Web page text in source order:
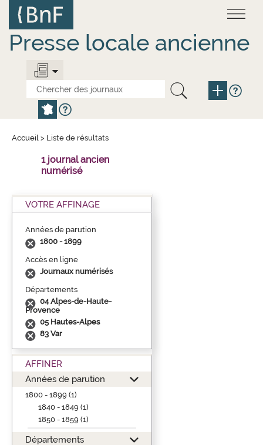
contenu
principal
Presse locale ancienne
Accueil > Liste de résultats
1 journal ancien
numérisé
VOTRE AFFINAGE
Années de parution
1800 - 1899
Accès en ligne
Journaux numérisés
Départements
04 Alpes-de-Haute-
Provence
05 Hautes-Alpes
83 Var
AFFINER
Années de parution
1800 - 1899 (1)
1840 - 1849 (1)
1850 - 1859 (1)
Départements
Panneau de gestion des cookies